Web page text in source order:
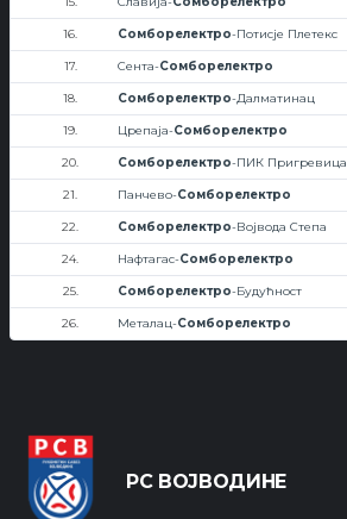
16. Сомборелектро-Потисје Плетекс
17. Сента-Сомборелектро
18. Сомборелектро-Далматинац
19. Црепаја-Сомборелектро
20. Сомборелектро-ПИК Пригревица
21. Панчево-Сомборелектро
22. Сомборелектро-Војвода Степа
24. Нафтагас-Сомборелектро
25. Сомборелектро-Будућност
26. Металац-Сомборелектро
РС ВОЈВОДИНЕ